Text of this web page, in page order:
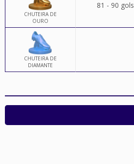
CHUTEIRA DE
OURO
81 - 90 gols
CHUTEIRA DE
DIAMANTE